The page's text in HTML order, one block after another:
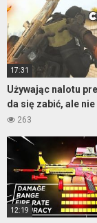
17:31
Używając nalotu
da się zabić, ale
mecz
263
12:19